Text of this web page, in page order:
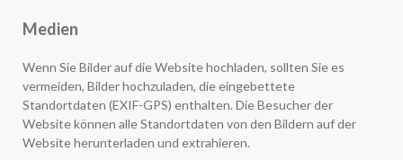
Medien
Wenn Sie Bilder auf die Website hochladen, sollten Sie es
vermeiden, Bilder hochzuladen, die eingebettete
Standortdaten (EXIF-GPS) enthalten. Die Besucher der
Website können alle Standortdaten von den Bildern auf der
Website herunterladen und extrahieren.